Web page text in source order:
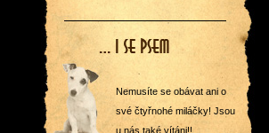
Nemusíte se obávat ani o
své čtyřnohé miláčky! Jsou
u nás také vítáni!!